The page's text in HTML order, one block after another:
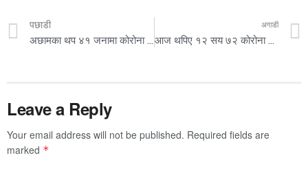
पछाडी अगाडी
Leave a Reply
Your email address will not be published. Required fields are
marked *